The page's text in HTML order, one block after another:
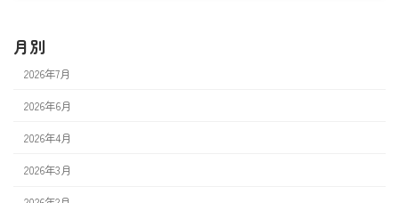
月別
2026年7月
2026年6月
2026年4月
2026年3月